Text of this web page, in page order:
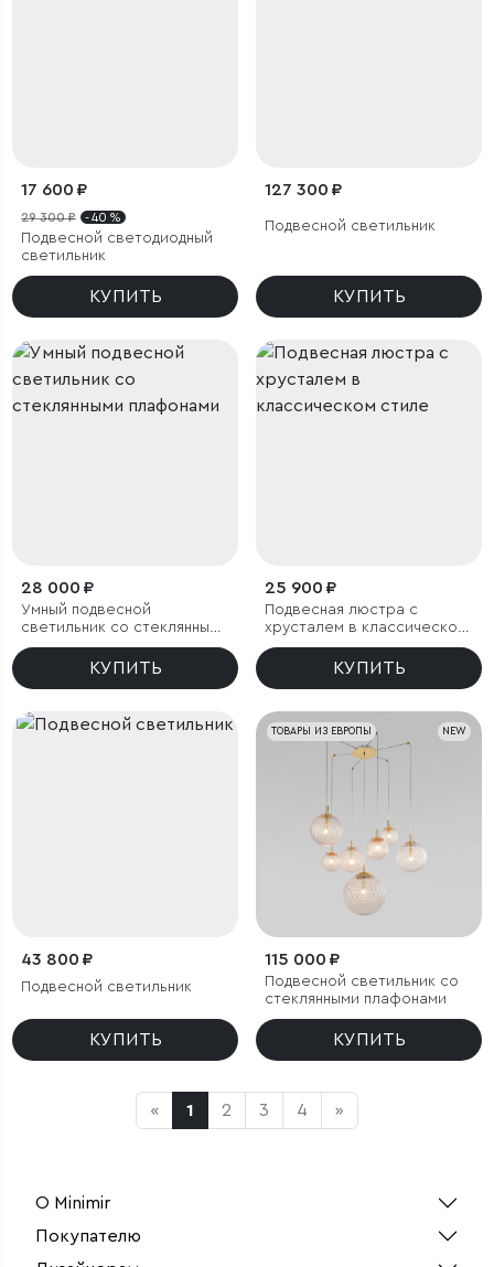
17 600 ₽
29 300 ₽ - 40 %
Подвесной светодиодный
светильник
КУПИТЬ
127 300 ₽
Подвесной светильник
КУПИТЬ
28 000 ₽
Умный подвесной
светильник со стеклянными
плафонами
КУПИТЬ
25 900 ₽
Подвесная люстра с
хрусталем в классическом
стиле
КУПИТЬ
43 800 ₽
Подвесной светильник
КУПИТЬ
NEW
ТОВАРЫ ИЗ ЕВРОПЫ
115 000 ₽
Подвесной светильник со
стеклянными плафонами
КУПИТЬ
« 1 2 3 4 »
О Minimir
Покупателю